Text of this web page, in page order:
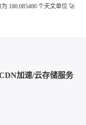
180.085400 个天文单位 🚀
加速/云存储服务